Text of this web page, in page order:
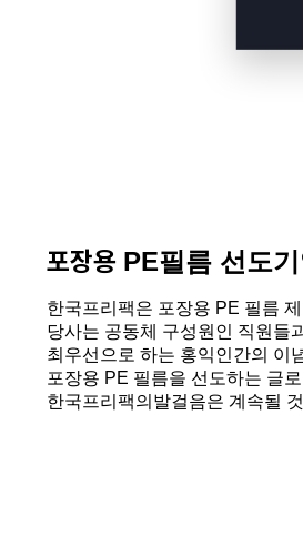
포장용 PE필름 선도기
한국프리팩은 포장용 PE 필름
당사는 공동체 구성원인 직원들
최우선으로 하는 홍익인간의 이
포장용 PE 필름을 선도하는 글
한국프리팩의 발걸음은 계속될